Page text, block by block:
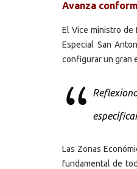
Avanza
El Vice ministro de
Especial San
configurar un gran
Las Zonas
fundamental de